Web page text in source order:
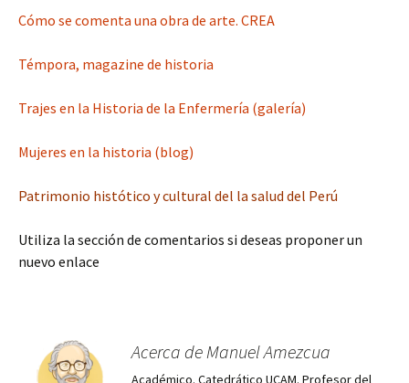
Cómo se comenta una obra de arte. CREA
Témpora, magazine de historia
Trajes en la Historia de la Enfermería (galería)
Mujeres en la historia (blog)
Patrimonio histótico y cultural del la salud del Perú
Utiliza la sección de comentarios si deseas proponer un
nuevo enlace
Acerca de Manuel Amezcua
Académico. Catedrático UCAM. Profesor del